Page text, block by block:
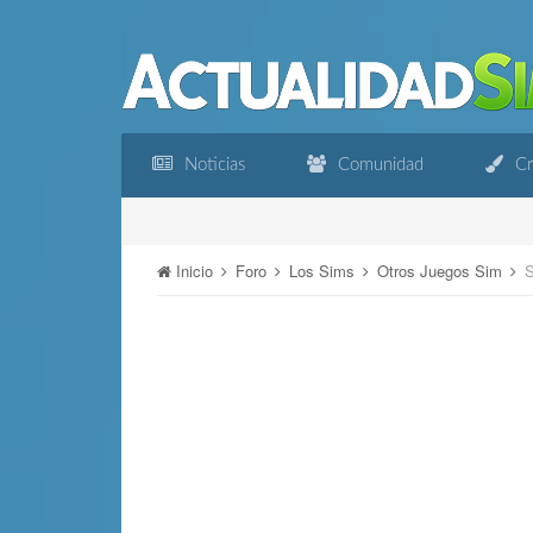
Noticias Comunidad
Inicio Foro Los Sims Otros Juegos Sim